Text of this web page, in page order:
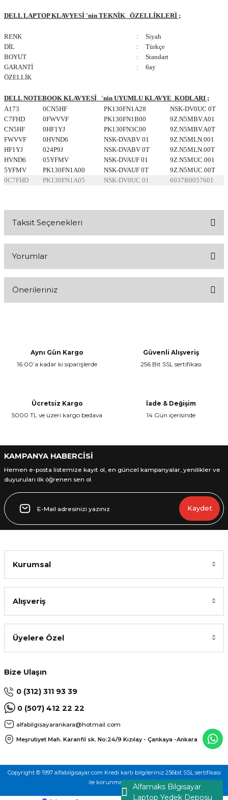
Alfamaks Bilgisayar
Laptop Yedek Deposu
DELL LAPTOP KLAVYESİ 'nin TEKNİK ÖZELLİKLERİ ;
RENK :
Siyah
DİL
:
Türkçe
BOYUT
:
Standart
GARANTİ
:
6ay
ÖZELLİK
DELL NOTEBOOK KLAVYESİ 'nin UYUMLU KLAVYE KODLARI ;
A173
0CN5HF PK130FN1A28
NSK-DV0UC 0T
C7FHD
0FWVVF PK130FN1B00
9Z.N5MBV.A01
CN5HF
0HF1YJ PK130FN3C00
9Z.N5MBV.A0T
FWVVF
0HVND6 NSK-DVABV 01
9Z.N5MLN.001
HF1YJ
024P9J NSK-DVABV 0T
9Z.N5MLN.00T
HVND6
05YFMV NSK-DVAUF 01
9Z.N5MUC.001
5YFMV
PK130FN1A00 NSK-DVAUF 0T
9Z.N5MUC.00T
0C7FHD
PK130FN1A05 NSK-DV0UC 01 6037B0057601
Taksit Seçenekleri
Yorumlar
Önerileriniz
Ürün resmi kalitesiz, bozuk veya görüntülenemiyor.
Gönder
Aynı Gün Kargo
16:00’a kadar ki siparişlerde
Güvenli Alışveriş
256 Bit SSL sertifikası
Ücretsiz Kargo
5000 TL ve üzeri kargo bedava
İade & Değişim
14 Gün içerisinde
KAMPANYA HABERCİSİ
Hemen e-posta listemize kayıt ol, en güncel kampanyalar, yenilikler ve
duyuruları ilk öğrenen sen ol.
Kaydet
Kurumsal
Alışveriş
Üyelere Özel
Bize Ulaşın
0 (312) 311 93 39
0 (507) 412 22 22
alfabilgisayarankara@hotmail.com
Meşrutiyet Mah. Karanfil sk. No:24/9 Kızılay - Çankaya -Ankara
Copyright © 1997 alfabilgisayar.com Kredi kartı bilgileriniz 256bit SSL sertifikası
ile korunmaktadır.